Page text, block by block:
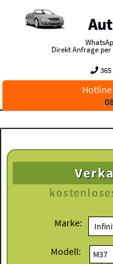
Direkt Anfrage
365
Marke:
Modell: